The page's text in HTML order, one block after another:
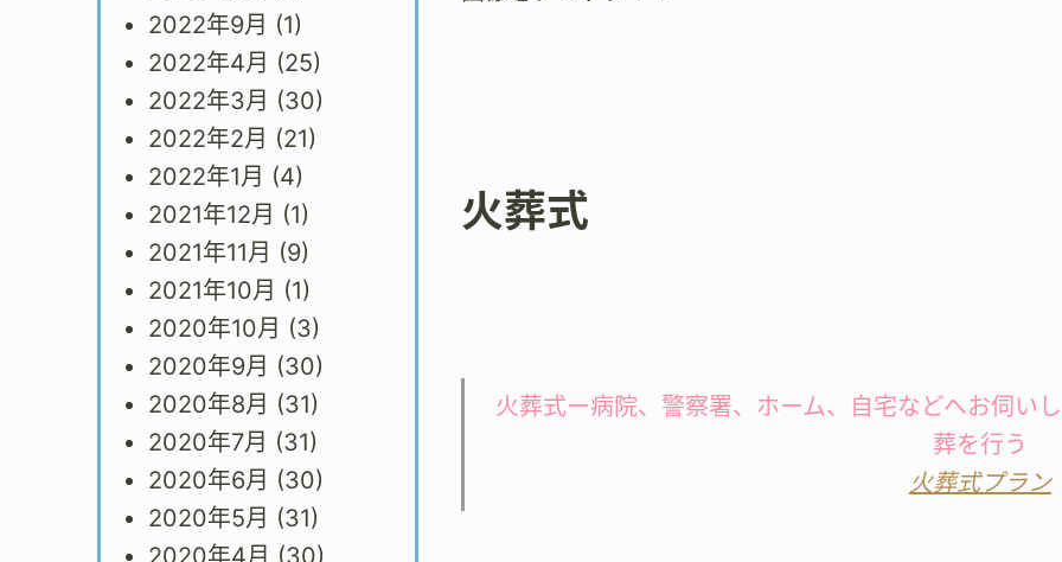
2022年9月 (1)
2022年4月 (25)
2022年3月 (30)
2022年2月 (21)
2022年1月 (4)
2021年12月 (1)
2021年11月 (9)
2021年10月 (1)
2020年10月 (3)
2020年9月 (30)
2020年8月 (31)
2020年7月 (31)
2020年6月 (30)
2020年5月 (31)
火葬式
火葬式ー病院、警察署、ホーム、自宅などへお伺い
葬を行う
火葬式プラン